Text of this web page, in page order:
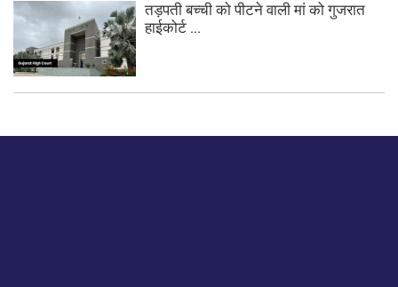
तड़पती बच्ची को पीटने वाली मां को गुजरात
हाईकोर्ट ...